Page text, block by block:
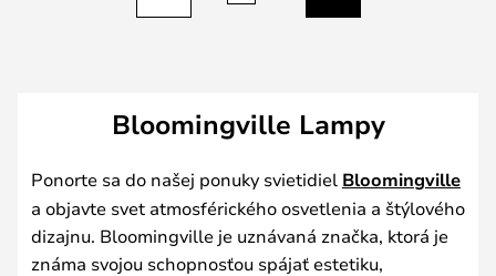
Bloomingville Lampy
Ponorte sa do našej ponuky svietidiel Bloomingville
a objavte svet atmosférického osvetlenia a štýlového
dizajnu. Bloomingville je uznávaná značka, ktorá je
známa svojou schopnosťou spájať estetiku,